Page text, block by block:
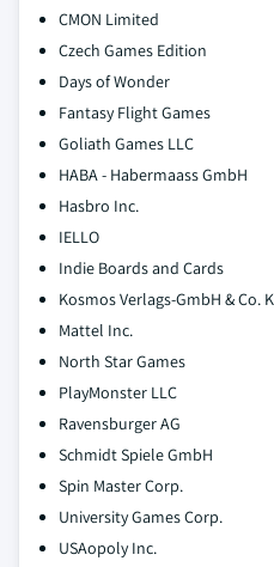
CMON Limited
Czech Games Edition
Days of Wonder
Fantasy Flight Games
Goliath Games LLC
HABA - Habermaass GmbH
Hasbro Inc.
IELLO
Indie Boards and Cards
Kosmos Verlags-GmbH & Co.
Mattel Inc.
North Star Games
PlayMonster LLC
Ravensburger AG
Schmidt Spiele GmbH
Spin Master Corp.
University Games Corp.
USAopoly Inc.